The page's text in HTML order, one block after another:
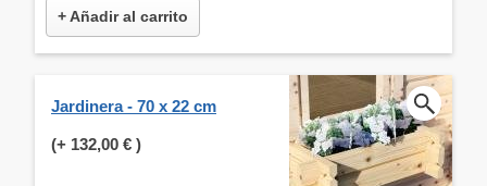
+ Añadir al carrito
Jardinera - 70 x 22 cm
(+ 132,00 € )